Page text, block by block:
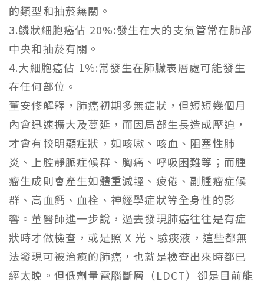
的類型和抽菸無關。
3.鱗狀細胞癌佔 20%:發生在大的支氣管常在肺部
中央和抽菸有關。
4.大細胞癌佔 1%:常發生在肺臟表層處可能發生
在任何部位。
董安修解釋，肺癌初期多無症狀，但短短幾個月
內會迅速擴大及蔓延，而因局部生長造成壓迫，
才會有較明顯症狀，如咳嗽、咳血、阻塞性肺
炎、上腔靜脈症候群、胸痛、呼吸困難等；而腫
瘤生成則會產生如體重減輕、疲倦、副腫瘤症候
群、高血鈣、血栓、神經學症狀等全身性的影
響。董醫師進一步說，過去發現肺癌往往是有症
狀時才做檢查，或是照X 光 、驗痰液 ，這些都無
法發現可被治癒的肺癌，也就是檢查出來時都已
經太晚 。但低劑量電腦斷層 （LDCT）卻是目前能